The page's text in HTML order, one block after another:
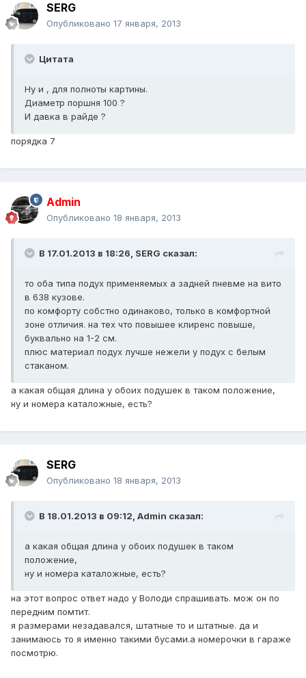
SERG
Опубликовано 17 января, 2013
Цитата
Ну и , для полноты картины.
Диаметр поршня 100 ?
И давка в райде ?
порядка 7
Admin
Опубликовано 18 января, 2013
В 17.01.2013 в 18:26, SERG сказал:
то оба типа подух применяемых а задней пневме на вито
в 638 кузове.
по комфорту собстно одинаково, только в комфортной
зоне отличия. на тех что повышее клиренс повыше,
буквально на 1-2 см.
плюс материал подух лучше нежели у подух с белым
стаканом.
а какая общая длина у обоих подушек в таком положение,
ну и номера каталожные, есть?
SERG
Опубликовано 18 января, 2013
В 18.01.2013 в 09:12, Admin сказал:
а какая общая длина у обоих подушек в таком
положение,
ну и номера каталожные, есть?
на этот вопрос ответ надо у Володи спрашивать. мож он по
передним помтит.
я размерами незадавался, штатные то и штатные. да и
занимаюсь то я именно такими бусами.а номерочки в гараже
посмотрю.